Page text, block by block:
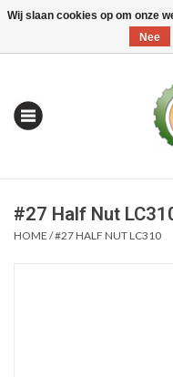
0 Artikelen -
#27 Half Nut
HOME /#27 HALF NUT LC310
Wij slaan cookies op om onze
Nee